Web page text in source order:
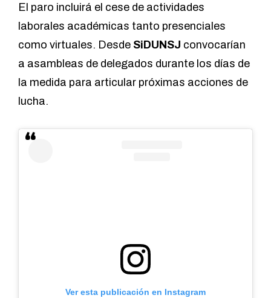
El paro incluirá el cese de actividades
laborales académicas tanto presenciales
como virtuales. Desde SiDUNSJ convocarían
a asambleas de delegados durante los días de
la medida para articular próximas acciones de
lucha.
Ver esta publicación en Instagram